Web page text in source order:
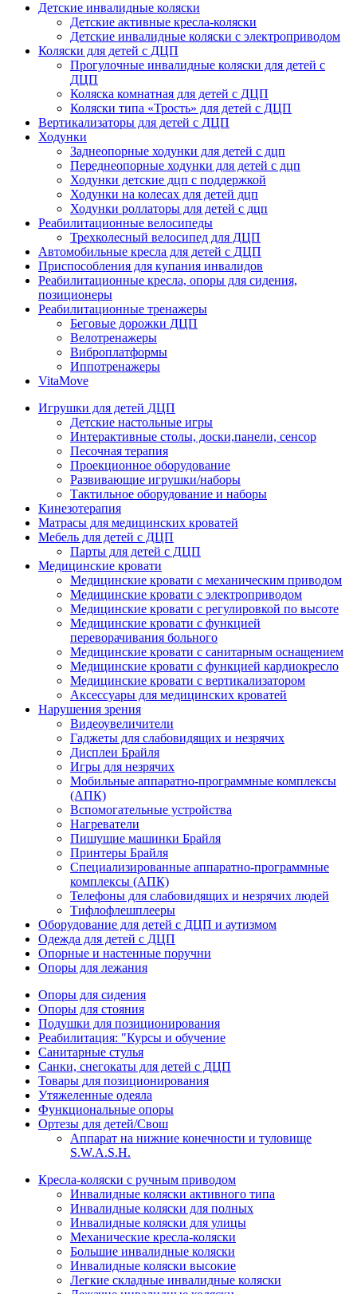
Детские инвалидные коляски
Детские активные кресла-коляски
Детские инвалидные коляски с электроприводом
Коляски для детей с ДЦП
Прогулочные инвалидные коляски для детей с
ДЦП
Коляска комнатная для детей с ДЦП
Коляски типа «Трость» для детей с ДЦП
Вертикализаторы для детей с ДЦП
Ходунки
Заднеопорные ходунки для детей с дцп
Переднеопорные ходунки для детей с дцп
Ходунки детские дцп с поддержкой
Ходунки на колесах для детей дцп
Ходунки роллаторы для детей с дцп
Реабилитационные велосипеды
Трехколесный велосипед для ДЦП
Автомобильные кресла для детей с ДЦП
Приспособления для купания инвалидов
Реабилитационные кресла, опоры для сидения,
позиционеры
Реабилитационные тренажеры
Беговые дорожки ДЦП
Велотренажеры
Виброплатформы
Иппотренажеры
VitaMove
Игрушки для детей ДЦП
Детские настольные игры
Интерактивные столы, доски,панели, сенсор
Песочная терапия
Проекционное оборудование
Развивающие игрушки/наборы
Тактильное оборудование и наборы
Кинезотерапия
Матрасы для медицинских кроватей
Мебель для детей с ДЦП
Парты для детей с ДЦП
Медицинские кровати
Медицинские кровати с механическим приводом
Медицинские кровати с электроприводом
Медицинские кровати с регулировкой по высоте
Медицинские кровати с функцией
переворачивания больного
Медицинские кровати с санитарным оснащением
Медицинские кровати с функцией кардиокресло
Медицинские кровати с вертикализатором
Аксессуары для медицинских кроватей
Нарушения зрения
Видеоувеличители
Гаджеты для слабовидящих и незрячих
Дисплеи Брайля
Игры для незрячих
Мобильные аппаратно-программные комплексы
(АПК)
Вспомогательные устройства
Нагреватели
Пишущие машинки Брайля
Принтеры Брайля
Специализированные аппаратно-программные
комплексы (АПК)
Телефоны для слабовидящих и незрячих людей
Тифлофлешплееры
Оборудование для детей с ДЦП и аутизмом
Одежда для детей с ДЦП
Опорные и настенные поручни
Опоры для лежания
Опоры для сидения
Опоры для стояния
Подушки для позиционирования
Реабилитация: "Курсы и обучение
Санитарные стулья
Санки, снегокаты для детей с ДЦП
Товары для позиционирования
Утяжеленные одеяла
Функциональные опоры
Ортезы для детей/Свош
Аппарат на нижние конечности и туловище
S.W.A.S.H.
Кресла-коляски с ручным приводом
Инвалидные коляски активного типа
Инвалидные коляски для полных
Инвалидные коляски для улицы
Механические кресла-коляски
Большие инвалидные коляски
Инвалидные коляски высокие
Легкие складные инвалидные коляски